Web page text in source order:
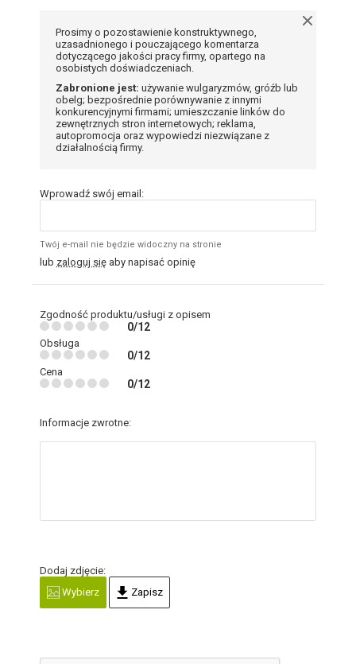
Prosimy o pozostawienie konstruktywnego,
uzasadnionego i pouczającego komentarza
dotyczącego jakości pracy firmy, opartego na
osobistych doświadczeniach.
Zabronione jest: używanie wulgaryzmów, gróźb lub
obelg; bezpośrednie porównywanie z innymi
konkurencyjnymi firmami; umieszczanie linków do
zewnętrznych stron internetowych; reklama,
autopromocja oraz wypowiedzi niezwiązane z
działalnością firmy.
Wprowadź swój email:
Twój e-mail nie będzie widoczny na stronie
lub zaloguj się aby napisać opinię
Zgodność produktu/usługi z opisem
0/12
Obsługa
0/12
Cena
0/12
Informacje zwrotne:
Dodaj zdjęcie:
Wybierz
Zapisz